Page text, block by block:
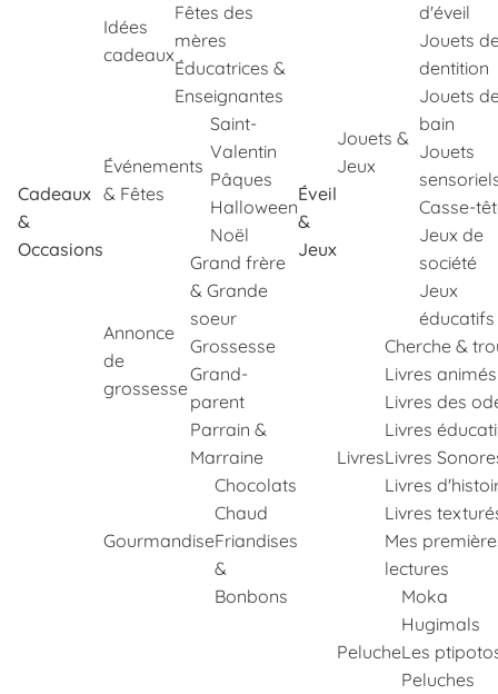
Cadeaux
&
Occasions
Idées
cadeaux
Fêtes des
mères
Éducatrices &
Enseignantes
Événements
& Fêtes
Saint-
Valentin
Pâques
Halloween
Noël
Annonce
de
grossesse
Grand frère
& Grande
soeur
Grossesse
Grand-
parent
Parrain &
Marraine
Gourmandise
Chocolats
Chaud
Friandises
&
Bonbons
Éveil
&
Jeux
Jouets &
Jeux
d'éveil
Jouets
dentition
Jouets
bain
Jouets
Casse-
Jeux de
société
Jeux
éducatifs
Livres
Cherche &
Livres animés
Livres des
Livres
Livres
Livres
Livres
Mes
lectures
Peluche
Moka
Hugimals
Les
Peluches